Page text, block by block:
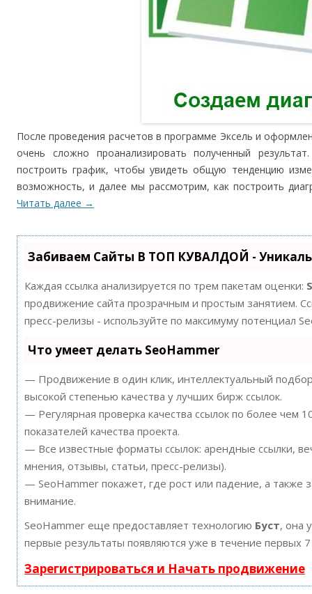
После проведения расчетов в программе Эксель и
очень сложно проанализировать полученный
построить график, чтобы увидеть общую тенденцию
возможность, и далее мы рассмотрим, как построить
Читать далее →
Забиваем Сайты В ТОП КУВАЛДОЙ -
Каждая ссылка анализируется по трем пакетам оценки:
продвижение сайта прозрачным и простым занятием.
пресс-релизы - используйте по максимуму потенциал
Что умеет делать SeoHammer
— Продвижение в один клик, интеллектуальный
высокой степенью качества у лучших бирж ссылок.
— Регулярная проверка качества ссылок по более чем
показателей качества проекта.
— Все известные форматы ссылок: арендные ссылки,
мнения, отзывы, статьи, пресс-релизы).
— SeoHammer покажет, где рост или падение, а также
внимание.
SeoHammer еще предоставляет технологию Буст, она
первые результаты появляются уже в течение первых
Зарегистрироваться и Начать продвижение